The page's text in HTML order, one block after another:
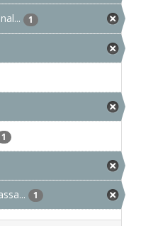
1
1
1